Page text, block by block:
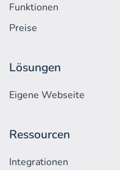
Funktionen
Preise
Lösungen
Eigene Webseite
Ressourcen
Integrationen